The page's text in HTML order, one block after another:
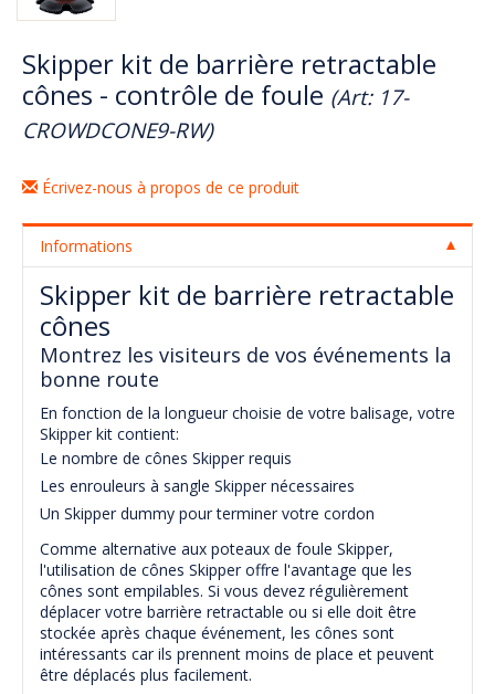
Skipper kit de barrière retractable
cônes - contrôle de foule (Art: 17-
CROWDCONE9-RW)
Écrivez-nous à propos de ce produit
Informations
Skipper kit de barrière retractable
cônes
Montrez les visiteurs de vos événements la
bonne route
En fonction de la longueur choisie de votre balisage, votre
Skipper kit contient:
Le nombre de cônes Skipper requis
Les enrouleurs à sangle Skipper nécessaires
Un Skipper dummy pour terminer votre cordon
Comme alternative aux poteaux de foule Skipper,
l'utilisation de cônes Skipper offre l'avantage que les
cônes sont empilables. Si vous devez régulièrement
déplacer votre barrière retractable ou si elle doit être
stockée après chaque événement, les cônes sont
intéressants car ils prennent moins de place et peuvent
être déplacés plus facilement.